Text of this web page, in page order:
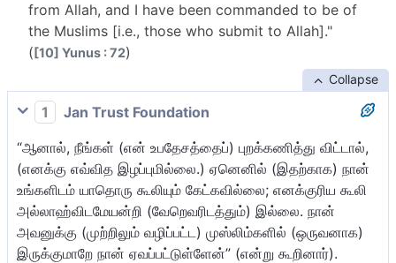
from Allah, and I have been commanded to be of
the Muslims [i.e., those who submit to Allah]."
([10] Yunus : 72)
Collapse
1
Jan Trust Foundation
“ஆனால், நீங்கள் (என் உபதேசத்தைப்) புறக்கணித்து விட்டால்,
(எனக்கு எவ்வித இழப்புமில்லை.) ஏனெனில் (இதற்காக) நான்
உங்களிடம் யாதொரு கூலியும் கேட்கவில்லை; எனக்குரிய கூலி
அல்லாஹ்விடமேயன்றி (வேறெவரிடத்தும்) இல்லை. நான்
அவனுக்கு (முற்றிலும் வழிப்பட்ட) முஸ்லிம்களில் (ஒருவனாக)
இருக்குமாறே நான் ஏவப்பட்டுள்ளேன்” (என்று கூறினார்).